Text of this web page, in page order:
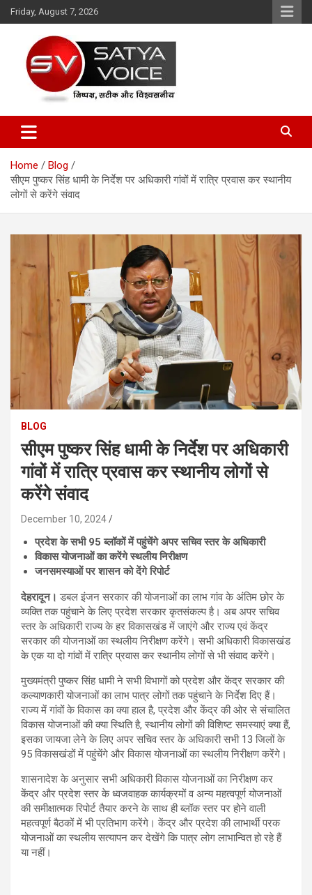
Skip
to
Friday, August 7, 2026
Satya Voice
Home
Blog
सीएम पुष्कर सिंह धामी के निर्देश पर अधिकारी गांवों में रात्रि प्रवास कर स्थानीय
लोगों से करेंगे संवाद
BLOG
सीएम पुष्कर सिंह धामी के निर्देश पर अधिकारी
गांवों में रात्रि प्रवास कर स्थानीय लोगों से
करेंगे संवाद
December 10, 2024
प्रदेश के सभी 95 ब्लॉकों में पहुंचेंगे अपर सचिव स्तर के अधिकारी
विकास योजनाओं का करेंगे स्थलीय निरीक्षण
जनसमस्याओं पर शासन को देंगे रिपोर्ट
देहरादून। डबल इंजन सरकार की योजनाओं का लाभ गांव के अंतिम छोर के
व्यक्ति तक पहुंचाने के लिए प्रदेश सरकार कृतसंकल्प है। अब अपर सचिव
स्तर के अधिकारी राज्य के हर विकासखंड में जाएंगे और राज्य एवं केंद्र
सरकार की योजनाओं का स्थलीय निरीक्षण करेंगे। सभी अधिकारी विकासखंड
के एक या दो गांवों में रात्रि प्रवास कर स्थानीय लोगों से भी संवाद करेंगे।
मुख्यमंत्री पुष्कर सिंह धामी ने सभी विभागों को प्रदेश और केंद्र सरकार की
कल्याणकारी योजनाओं का लाभ पात्र लोगों तक पहुंचाने के निर्देश दिए हैं।
राज्य में गांवों के विकास का क्या हाल है, प्रदेश और केंद्र की ओर से संचालित
विकास योजनाओं की क्या स्थिति है, स्थानीय लोगों की विशिष्ट समस्याएं क्या हैं,
इसका जायजा लेने के लिए अपर सचिव स्तर के अधिकारी सभी 13 जिलों के
95 विकासखंडों में पहुंचेंगे और विकास योजनाओं का स्थलीय निरीक्षण करेंगे।
शासनादेश के अनुसार सभी अधिकारी विकास योजनाओं का निरीक्षण कर
केंद्र और प्रदेश स्तर के ध्वजवाहक कार्यक्रमों व अन्य महत्वपूर्ण योजनाओं
की समीक्षात्मक रिपोर्ट तैयार करने के साथ ही ब्लॉक स्तर पर होने वाली
महत्वपूर्ण बैठकों में भी प्रतिभाग करेंगे। केंद्र और प्रदेश की लाभार्थी परक
योजनाओं का स्थलीय सत्यापन कर देखेंगे कि पात्र लोग लाभान्वित हो रहे हैं
या नहीं।